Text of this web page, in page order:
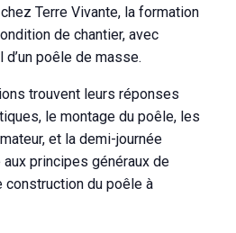
Terre Vivante, la formation
de chantier, avec
d’un poêle de masse.
trouvent leurs réponses
le montage du poêle, les
et la demi-journée
principes généraux de
du poêle à